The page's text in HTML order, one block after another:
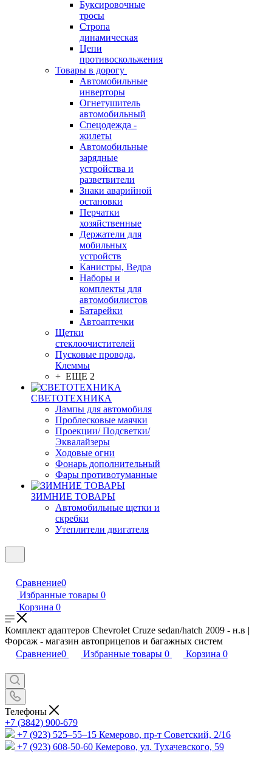
Буксировочные
тросы
Стропа
динамическая
Цепи
противоскольжения
Товары в дорогу
Автомобильные
инверторы
Огнетушитель
автомобильный
Спецодежда -
жилеты
Автомобильные
зарядные
устройства и
разветвители
Знаки аварийной
остановки
Перчатки
хозяйственные
Держатели для
мобильных
устройств
Канистры, Ведра
Наборы и
комплекты для
автомобилистов
Батарейки
Автоаптечки
Щетки
стеклоочистителей
Пусковые провода,
Клеммы
+ ЕЩЕ 2
СВЕТОТЕХНИКА
Лампы для автомобиля
Проблесковые маячки
Проекции/ Подсветки/
Эквалайзеры
Ходовые огни
Фонарь дополнительный
Фары противотуманные
ЗИМНИЕ ТОВАРЫ
Автомобильные щетки и
скребки
Утеплители двигателя
Сравнение0
Избранные товары 0
Корзина 0
Комплект адаптеров Chevrolet Cruze sedan/hatch 2009 - н.в |
Форсаж - магазин автоприцепов и багажных систем
Сравнение0 Избранные товары 0 Корзина 0
Телефоны
+7 (3842) 900-679
+7 (923) 525–55–15 Кемерово, пр-т Советский, 2/16
+7 (923) 608-50-60 Кемерово, ул. Тухачевского, 59